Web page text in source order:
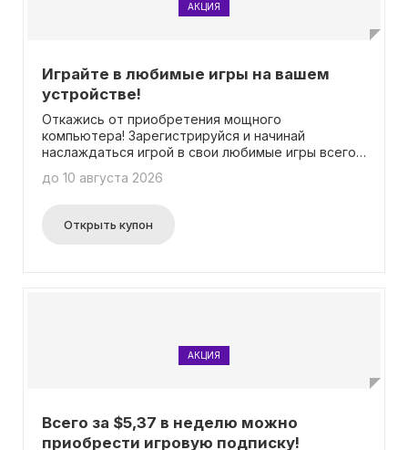
АКЦИЯ
Играйте в любимые игры на вашем
устройстве!
Откажись от приобретения мощного
компьютера! Зарегистрируйся и начинай
наслаждаться игрой в свои любимые игры всего
до 10 августа 2026
Открыть купон
АКЦИЯ
Всего за $5,37 в неделю можно
приобрести игровую подписку!